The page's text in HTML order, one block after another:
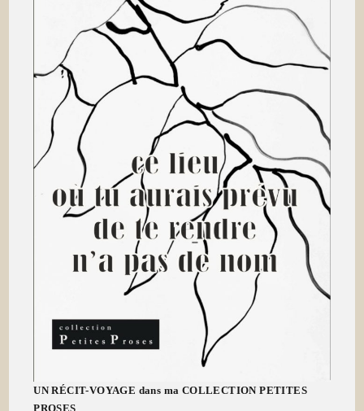
UN RÉCIT-VOYAGE dans ma COLLECTION PETITES
PROSES